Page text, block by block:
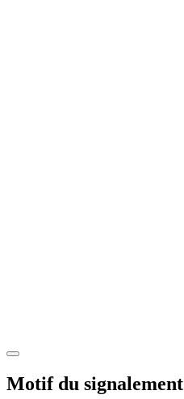
Motif du signalement